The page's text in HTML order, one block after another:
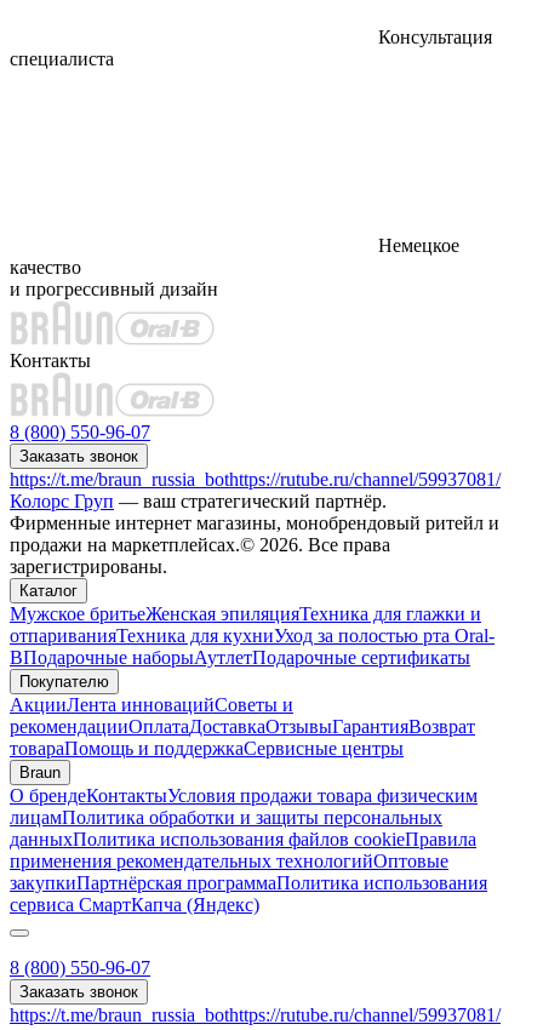
Консультация
специалиста
Немецкое
качество
и прогрессивный дизайн
Контакты
8 (800) 550-96-07
Заказать звонок
https://t.me/braun_russia_bothttps://rutube.ru/channel/59937081/
Колорс Груп — ваш стратегический партнёр.
Фирменные интернет магазины, монобрендовый ритейл и
продажи на маркетплейсах.© 2026. Все права
зарегистрированы.
Каталог
Мужское бритьеЖенская эпиляцияТехника для глажки и
отпариванияТехника для кухниУход за полостью рта Oral-
BПодарочные наборыАутлетПодарочные сертификаты
Покупателю
АкцииЛента инновацийСоветы и
рекомендацииОплатаДоставкаОтзывыГарантияВозврат
товараПомощь и поддержкаСервисные центры
Braun
О брендеКонтактыУсловия продажи товара физическим
лицамПолитика обработки и защиты персональных
данныхПолитика использования файлов cookieПравила
применения рекомендательных технологийОптовые
закупкиПартнёрская программаПолитика использования
сервиса СмартКапча (Яндекс)
8 (800) 550-96-07
Заказать звонок
https://t.me/braun_russia_bothttps://rutube.ru/channel/59937081/